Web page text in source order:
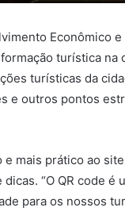
Econômico
turística
turísticas da
e outros pontos
mais prático ao
“O QR code
para os nossos